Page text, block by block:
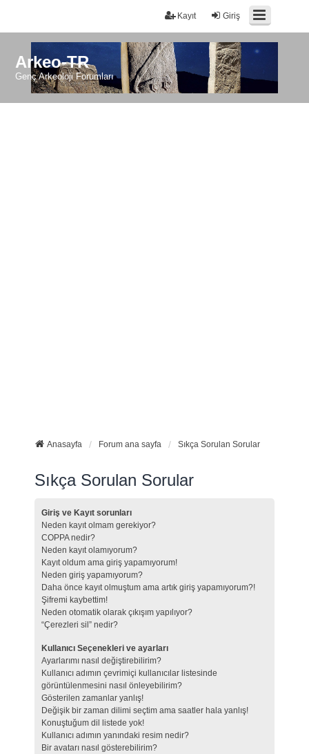
Giriş
Kayıt
Arkeo-TR
Genç Arkeoloji Forumları
Anasayfa Forum ana sayfa Sıkça Sorulan Sorular
Sıkça Sorulan Sorular
Giriş ve Kayıt sorunları
Neden kayıt olmam gerekiyor?
COPPA nedir?
Neden kayıt olamıyorum?
Kayıt oldum ama giriş yapamıyorum!
Neden giriş yapamıyorum?
Daha önce kayıt olmuştum ama artık giriş yapamıyorum?!
Şifremi kaybettim!
Neden otomatik olarak çıkışım yapılıyor?
“Çerezleri sil” nedir?
Kullanıcı Seçenekleri ve ayarları
Ayarlarımı nasıl değiştirebilirim?
Kullanıcı adımın çevrimiçi kullanıcılar listesinde
görüntülenmesini nasıl önleyebilirim?
Gösterilen zamanlar yanlış!
Değişik bir zaman dilimi seçtim ama saatler hala yanlış!
Konuştuğum dil listede yok!
Kullanıcı adımın yanındaki resim nedir?
Bir avatarı nasıl gösterebilirim?